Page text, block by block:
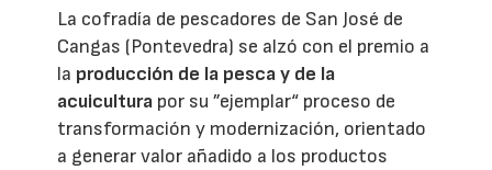
La cofradía de pescadores de San José de
Cangas (Pontevedra) se alzó con el premio a
la producción de la pesca y de la
acuicultura por su ”ejemplar“ proceso de
transformación y modernización, orientado
a generar valor añadido a los productos